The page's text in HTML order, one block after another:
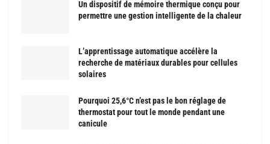
Un dispositif de mémoire thermique conçu pour
permettre une gestion intelligente de la chaleur
L’apprentissage automatique accélère la
recherche de matériaux durables pour cellules
solaires
Pourquoi 25,6°C n’est pas le bon réglage de
thermostat pour tout le monde pendant une
canicule